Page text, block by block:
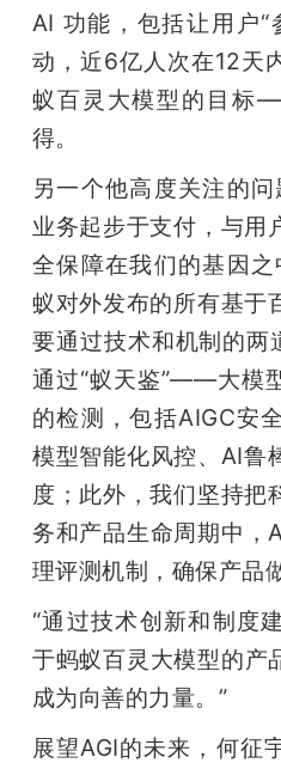
AI 功能，包括让用户“
动，近6亿人次在12天
蚁百灵大模型的目标
得。
另一个他高度关注的
业务起步于支付，与用
全保障在我们的基因
蚁对外发布的所有基于
要通过技术和机制的两
通过“蚁天鉴”——大模
的检测，包括AIGC安
模型智能化风控、AI鲁
度；此外，我们坚持把
务和产品生命周期中，
理评测机制，确保产品
“通过技术创新和制度
于蚂蚁百灵大模型的产
成为向善的力量。”
展望AGI的未来，何征